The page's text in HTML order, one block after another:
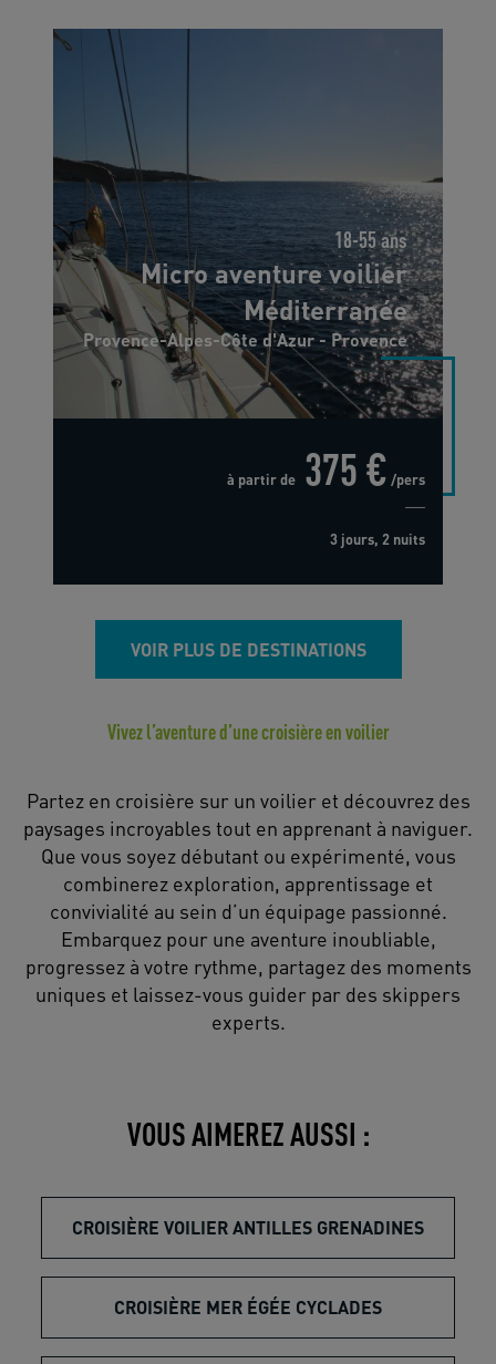
18-55 ans
Micro aventure voilier
Méditerranée
Provence-Alpes-Côte d'Azur - Provence
à partir de 375 € /pers
3 jours, 2 nuits
VOIR PLUS DE DESTINATIONS
Vivez l’aventure d’une croisière en voilier
Partez en croisière sur un voilier et découvrez des
paysages incroyables tout en apprenant à naviguer.
Que vous soyez débutant ou expérimenté, vous
combinerez exploration, apprentissage et
convivialité au sein d’un équipage passionné.
Embarquez pour une aventure inoubliable,
progressez à votre rythme, partagez des moments
uniques et laissez-vous guider par des skippers
experts.
VOUS AIMEREZ AUSSI :
CROISIÈRE VOILIER ANTILLES GRENADINES
CROISIÈRE MER ÉGÉE CYCLADES